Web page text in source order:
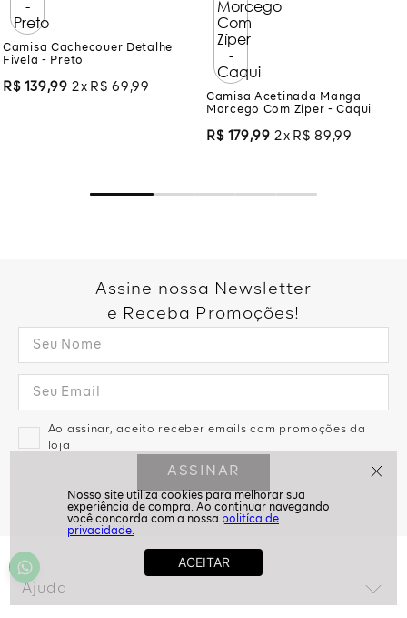
politíca de
privacidade.
R$ 179,99 2
Assine nossa Newsletter
e Receba Promoções!
Ao assinar, aceito receber emails com promoções da
ASSINAR